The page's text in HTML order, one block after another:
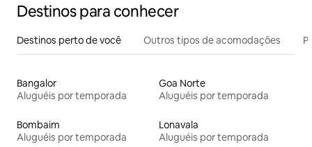
Destinos para conhecer
Destinos perto de você Outros tipos de acomodações
Bangalor
Aluguéis por temporada
Goa Norte
Aluguéis por temporada
Bombaim
Aluguéis por temporada
Lonavala
Aluguéis por temporada